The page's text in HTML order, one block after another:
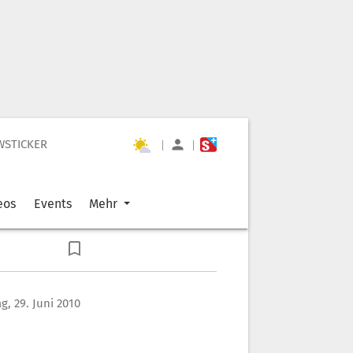
| |
Events Mehr
29. Juni 2010